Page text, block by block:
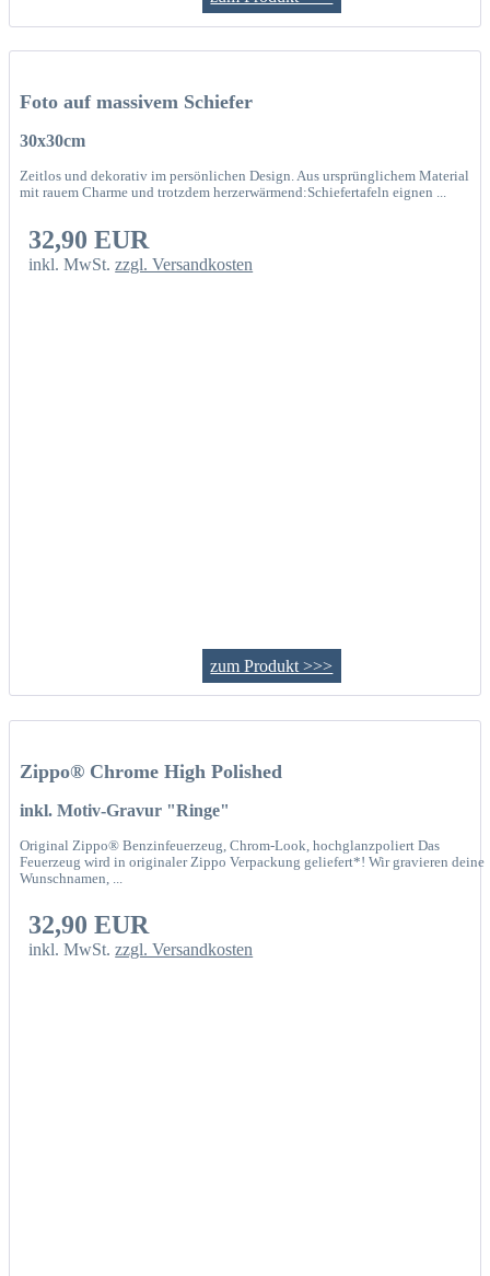
Foto auf massivem Schiefer
30x30cm
Zeitlos und dekorativ im persönlichen Design. Aus ursprünglichem Material
mit rauem Charme und trotzdem herzerwärmend:Schiefertafeln eignen ...
32,90 EUR
inkl. MwSt.zzgl. Versandkosten
zum Produkt >>>
Zippo® Chrome High Polished
inkl. Motiv-Gravur "Ringe"
Original Zippo® Benzinfeuerzeug, Chrom-Look, hochglanzpoliert Das
Feuerzeug wird in originaler Zippo Verpackung geliefert*! Wir gravieren deine
Wunschnamen, ...
32,90 EUR
inkl. MwSt.zzgl. Versandkosten